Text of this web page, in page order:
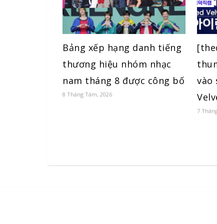
Bảng xếp hạng danh tiếng
thương hiệu nhóm nhạc
nam tháng 8 được công bố
8 Tháng Tám, 2026
vào
7